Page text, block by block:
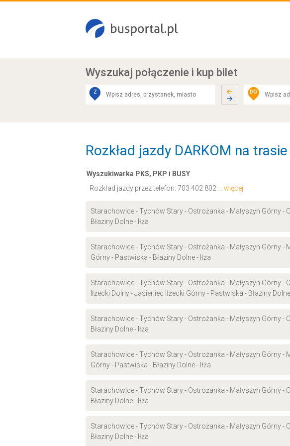
Wyszukaj połączenie i kup bilet
Z DO
Rozkład jazdy DARKOM na
Wyszukiwarka PKS, PKP i BUSY
Rozkład jazdy przez telefon: 703 402 802 ... więcej
Starachowice - Tychów Stary - Ostrożanka - Małyszyn Górny -
Błaziny Dolne - Iłża
Starachowice - Tychów Stary - Ostrożanka - Małyszyn Górny -
Górny - Pastwiska - Błaziny Dolne - Iłża
Starachowice - Tychów Stary - Ostrożanka - Małyszyn Górny -
Iłżecki Dolny - Jasieniec Iłżecki Górny - Pastwiska - Błaziny Dolne
Starachowice - Tychów Stary - Ostrożanka - Małyszyn Górny -
Błaziny Dolne - Iłża
Starachowice - Tychów Stary - Ostrożanka - Małyszyn Górny -
Górny - Pastwiska - Błaziny Dolne - Iłża
Starachowice - Tychów Stary - Ostrożanka - Małyszyn Górny -
Błaziny Dolne - Iłża
Starachowice - Tychów Stary - Ostrożanka - Małyszyn Górny -
Błaziny Dolne - Iłża